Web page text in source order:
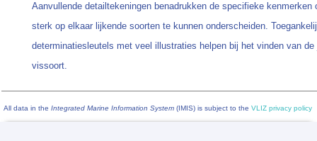
Aanvullende detailtekeningen benadrukken de specifieke kenmerken
sterk op elkaar lijkende soorten te kunnen onderscheiden.
determinatiesleutels met veel illustraties helpen bij het vinden van de
vissoort.
All data in the Integrated Marine Information System (IMIS) is subject to the VLIZ privacy policy